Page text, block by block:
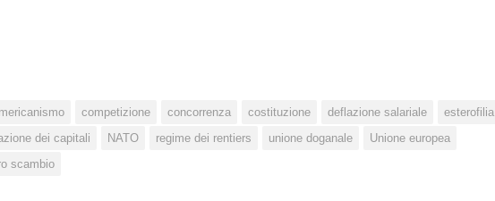
competizione concorrenza costituzione deflazione salariale
esterofilia
dei capitali
NATO regime dei rentiers unione doganale
Unione europea
scambio